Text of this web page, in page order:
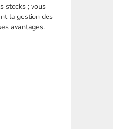
stocks ; vous
la gestion des
avantages.